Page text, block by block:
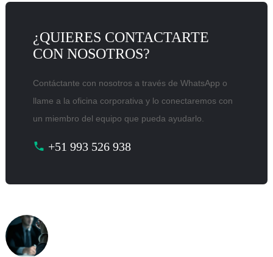
¿QUIERES CONTACTARTE
CON NOSOTROS?
Contáctante con nosotros a través de WhatsApp o
llame a la oficina corporativa y lo conectaremos con
un miembro del equipo que pueda ayudarlo.
+51 993 526 938